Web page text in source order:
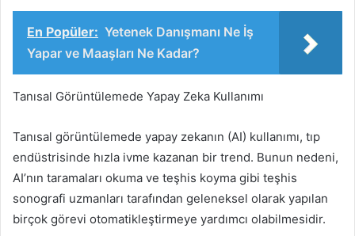
En Popüler: Yetenek Danışmanı Ne İş
Yapar ve Maaşları Ne Kadar?
Tanısal Görüntülemede Yapay Zeka Kullanımı
Tanısal görüntülemede yapay zekanın (AI) kullanımı, tıp
endüstrisinde hızla ivme kazanan bir trend. Bunun nedeni,
AI’nın taramaları okuma ve teşhis koyma gibi teşhis
sonografi uzmanları tarafından geleneksel olarak yapılan
birçok görevi otomatikleştirmeye yardımcı olabilmesidir.